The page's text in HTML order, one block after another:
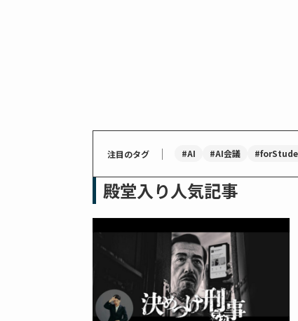
注目のタグ ｜ #AI #AI会議
殿堂入り人気記事